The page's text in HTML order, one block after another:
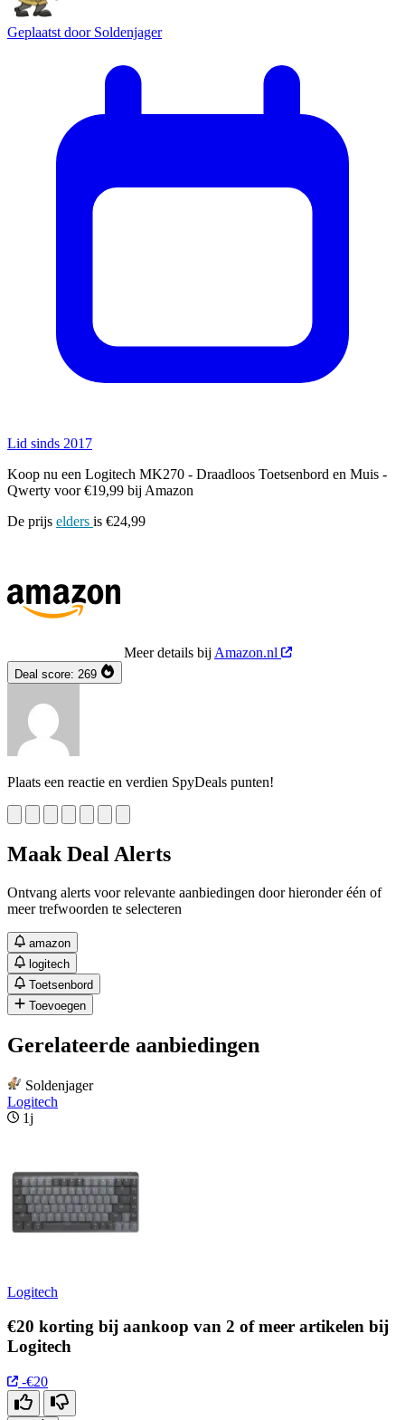
Geplaatst door Soldenjager
Lid sinds 2017
Koop nu een Logitech MK270 - Draadloos Toetsenbord en Muis -
Qwerty voor €19,99 bij Amazon
De prijs elders is €24,99
Meer details bij Amazon.nl
Deal score: 269
Plaats een reactie en verdien SpyDeals punten!
Maak Deal Alerts
Ontvang alerts voor relevante aanbiedingen door hieronder één of
meer trefwoorden te selecteren
amazon
logitech
Toetsenbord
Toevoegen
Gerelateerde aanbiedingen
Soldenjager
Logitech
1j
Logitech
€20 korting bij aankoop van 2 of meer artikelen bij
Logitech
-€20